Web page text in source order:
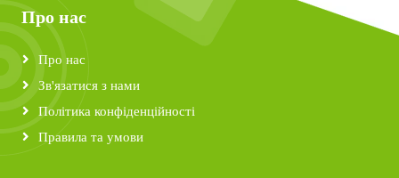
Про нас
Про нас
Зв'язатися з нами
Політика конфіденційності
Правила та умови